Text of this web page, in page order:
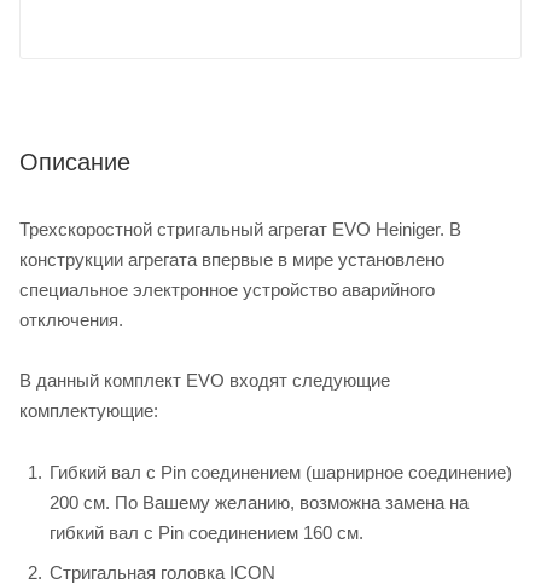
Описание
Трехскоростной стригальный агрегат EVO Heiniger. В
конструкции агрегата впервые в мире установлено
специальное электронное устройство аварийного
отключения.
В данный комплект EVO входят следующие
комплектующие:
Гибкий вал с Pin соединением (шарнирное соединение)
200 см. По Вашему желанию, возможна замена на
гибкий вал с Pin соединением 160 см.
Стригальная головка ICON